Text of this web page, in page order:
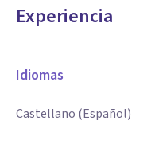
Experiencia
Idiomas
Castellano (Español)